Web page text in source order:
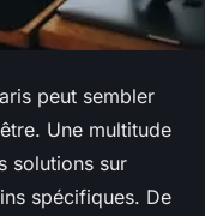
peut sembler
Une multitude
solutions sur
spécifiques. De